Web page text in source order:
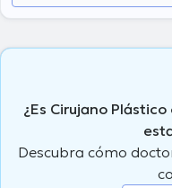
¿Es Cirujano
Descubra cómo